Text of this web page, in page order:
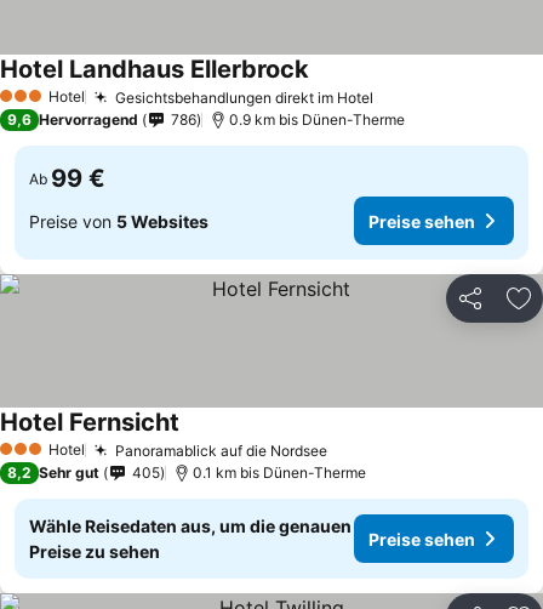
3 SterneHotel Gesichtsbehandlungen direkt im Hotel
Hotel Landhaus EllerbrockPreise sehen
9,6 Hervorragend 786 0.9 km bis Dünen-Therme
Ab 99 €
Preise von 5 Websites Preise sehen
Teilen
3 SterneHotel Panoramablick auf die NordseePreise sehen
Hotel Fernsicht
8,2 Sehr gut 405 0.1 km bis Dünen-Therme
Wähle Reisedaten aus, um die genauen
Preise zu sehen
Preise sehen